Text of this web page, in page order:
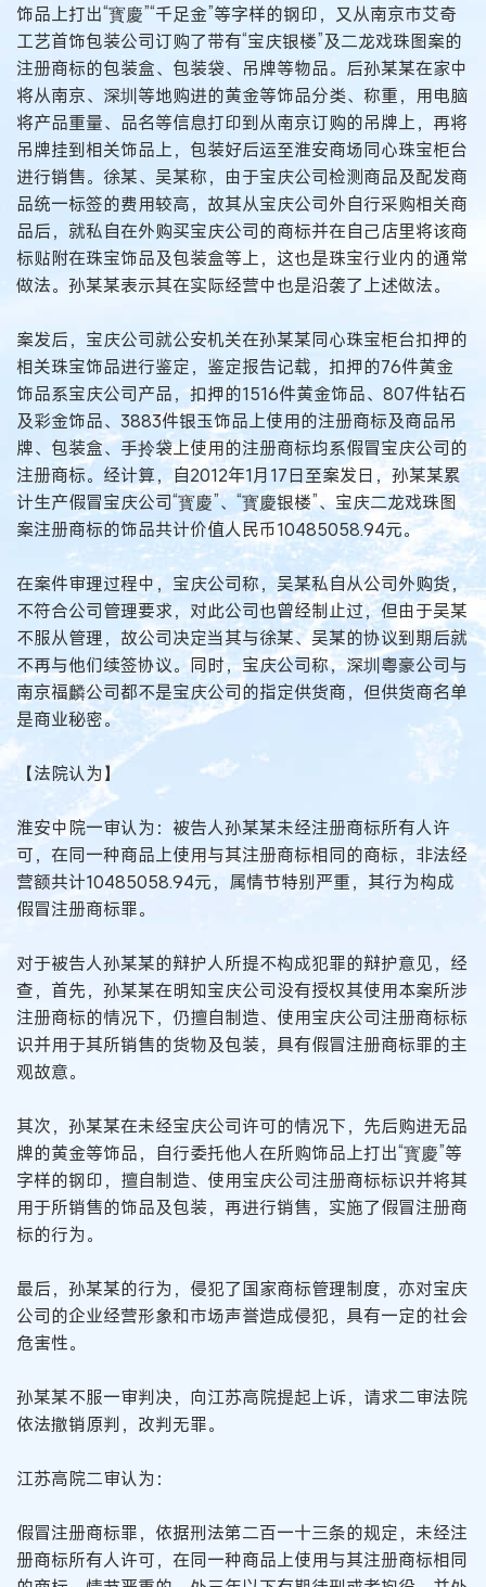
饰品上打出“寳慶”“千足金”等字样的钢印，又从南京市艾奇
工艺首饰包装公司订购了带有“宝庆银楼”及二龙戏珠图案的
注册商标的包装盒、包装袋、吊牌等物品。后孙某某在家中
将从南京、深圳等地购进的黄金等饰品分类、称重，用电脑
将产品重量、品名等信息打印到从南京订购的吊牌上，再将
吊牌挂到相关饰品上，包装好后运至淮安商场同心珠宝柜台
进行销售。徐某、吴某称，由于宝庆公司检测商品及配发商
品统一标签的费用较高，故其从宝庆公司外自行采购相关商
品后，就私自在外购买宝庆公司的商标并在自己店里将该商
标贴附在珠宝饰品及包装盒等上，这也是珠宝行业内的通常
做法。孙某某表示其在实际经营中也是沿袭了上述做法。
案发后，宝庆公司就公安机关在孙某某同心珠宝柜台扣押的
相关珠宝饰品进行鉴定，鉴定报告记载，扣押的76件黄金
饰品系宝庆公司产品，扣押的1516件黄金饰品、807件钻石
及彩金饰品、3883件银玉饰品上使用的注册商标及商品吊
牌、包装盒、手拎袋上使用的注册商标均系假冒宝庆公司的
注册商标。经计算，自2012年1月17日至案发日，孙某某累
计生产假冒宝庆公司“寳慶”、“寳慶银楼”、宝庆二龙戏珠图
案注册商标的饰品共计价值人民币10485058.94元。
在案件审理过程中，宝庆公司称，吴某私自从公司外购货，
不符合公司管理要求，对此公司也曾经制止过，但由于吴某
不服从管理，故公司决定当其与徐某、吴某的协议到期后就
不再与他们续签协议。同时，宝庆公司称，深圳粤豪公司与
南京福麟公司都不是宝庆公司的指定供货商，但供货商名单
是商业秘密。
【法院认为】
淮安中院一审认为：被告人孙某某未经注册商标所有人许
可，在同一种商品上使用与其注册商标相同的商标，非法经
营额共计10485058.94元，属情节特别严重，其行为构成
假冒注册商标罪。
对于被告人孙某某的辩护人所提不构成犯罪的辩护意见，经
查，首先，孙某某在明知宝庆公司没有授权其使用本案所涉
注册商标的情况下，仍擅自制造、使用宝庆公司注册商标标
识并用于其所销售的货物及包装，具有假冒注册商标罪的主
观故意。
其次，孙某某在未经宝庆公司许可的情况下，先后购进无品
牌的黄金等饰品，自行委托他人在所购饰品上打出“寳慶”等
字样的钢印，擅自制造、使用宝庆公司注册商标标识并将其
用于所销售的饰品及包装，再进行销售，实施了假冒注册商
标的行为。
最后，孙某某的行为，侵犯了国家商标管理制度，亦对宝庆
公司的企业经营形象和市场声誉造成侵犯，具有一定的社会
危害性。
孙某某不服一审判决，向江苏高院提起上诉，请求二审法院
依法撤销原判，改判无罪。
江苏高院二审认为：
假冒注册商标罪，依据刑法第二百一十三条的规定，未经注
册商标所有人许可，在同一种商品上使用与其注册商标相同